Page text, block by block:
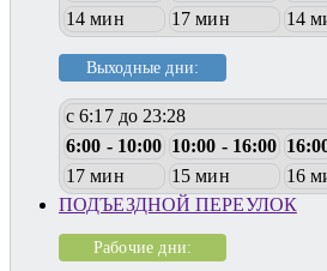
14 мин
17 мин 14
Выходные дни:
с 6:17 до 23:28
6:00 - 10:00 10:00 - 16:00
17 мин
15 мин 16
ПОДЪЕЗДНОЙ ПЕРЕУЛОК
Рабочие дни: